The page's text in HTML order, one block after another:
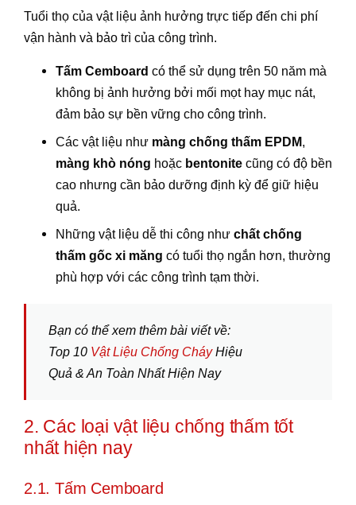
Tuổi thọ của vật liệu ảnh hưởng trực tiếp đến chi phí
vận hành và bảo trì của công trình.
Tấm Cemboard có thể sử dụng trên 50 năm mà
không bị ảnh hưởng bởi mối mọt hay mục nát,
đảm bảo sự bền vững cho công trình.
Các vật liệu như màng chống thấm EPDM,
màng khò nóng hoặc bentonite cũng có độ bền
cao nhưng cần bảo dưỡng định kỳ để giữ hiệu
quả.
Những vật liệu dễ thi công như chất chống
thấm gốc xi măng có tuổi thọ ngắn hơn, thường
phù hợp với các công trình tạm thời.
Bạn có thể xem thêm bài viết về:
Top 10 Vật Liệu Chống CháyHiệu
Quả & An Toàn Nhất Hiện Nay
2. Các loại vật liệu chống thấm tốt
nhất hiện nay
2.1. Tấm Cemboard